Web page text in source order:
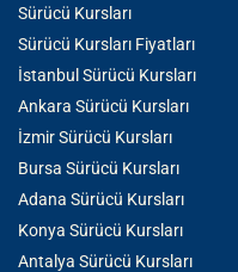
Sürücü Kursları
Sürücü Kursları Fiyatları
İstanbul Sürücü Kursları
Ankara Sürücü Kursları
İzmir Sürücü Kursları
Bursa Sürücü Kursları
Adana Sürücü Kursları
Konya Sürücü Kursları
Antalya Sürücü Kursları